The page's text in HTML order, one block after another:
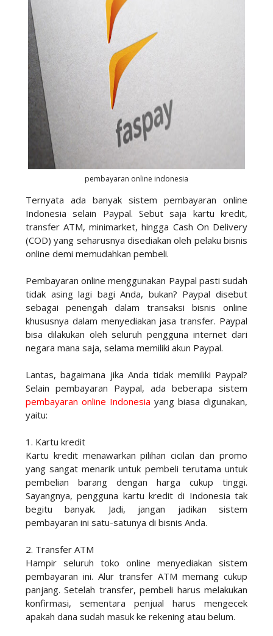
pembayaran online indonesia
Ternyata ada banyak sistem pembayaran online
Indonesia selain Paypal. Sebut saja kartu kredit,
transfer ATM, minimarket, hingga Cash On Delivery
(COD) yang seharusnya disediakan oleh pelaku bisnis
online demi memudahkan pembeli.
Pembayaran online menggunakan Paypal pasti sudah
tidak asing lagi bagi Anda, bukan? Paypal disebut
sebagai penengah dalam transaksi bisnis online
khususnya dalam menyediakan jasa transfer. Paypal
bisa dilakukan oleh seluruh pengguna internet dari
negara mana saja, selama memiliki akun Paypal.
Lantas, bagaimana jika Anda tidak memiliki Paypal?
Selain pembayaran Paypal, ada beberapa sistem
pembayaran online Indonesia yang biasa digunakan,
yaitu:
1. Kartu kredit
Kartu kredit menawarkan pilihan cicilan dan promo
yang sangat menarik untuk pembeli terutama untuk
pembelian barang dengan harga cukup tinggi.
Sayangnya, pengguna kartu kredit di Indonesia tak
begitu banyak. Jadi, jangan jadikan sistem
pembayaran ini satu-satunya di bisnis Anda.
2. Transfer ATM
Hampir seluruh toko online menyediakan sistem
pembayaran ini. Alur transfer ATM memang cukup
panjang. Setelah transfer, pembeli harus melakukan
konfirmasi, sementara penjual harus mengecek
apakah dana sudah masuk ke rekening atau belum.